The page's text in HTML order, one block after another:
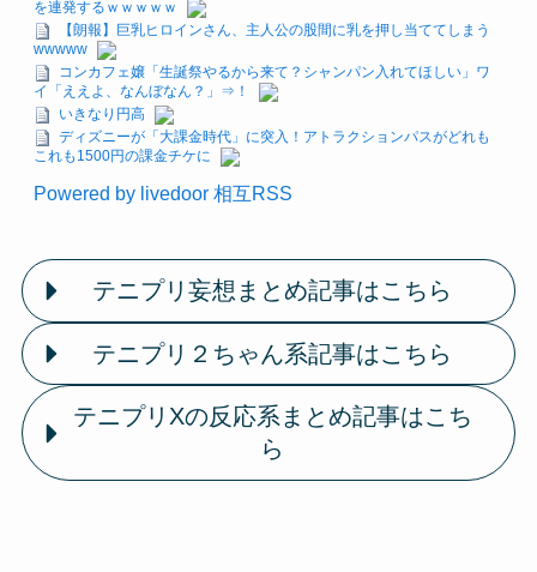
を連発するｗｗｗｗｗ
【朗報】巨乳ヒロインさん、主人公の股間に乳を押し当ててしまう
wwwww
コンカフェ嬢「生誕祭やるから来て？シャンパン入れてほしい」ワ
イ「ええよ、なんぼなん？」⇒！
いきなり円高
ディズニーが「大課金時代」に突入！アトラクションパスがどれも
これも1500円の課金チケに
Powered by livedoor 相互RSS
テニプリ妄想まとめ記事はこちら
テニプリ２ちゃん系記事はこちら
テニプリXの反応系まとめ記事はこち
ら